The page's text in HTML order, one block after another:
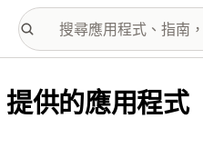
供的應用程式